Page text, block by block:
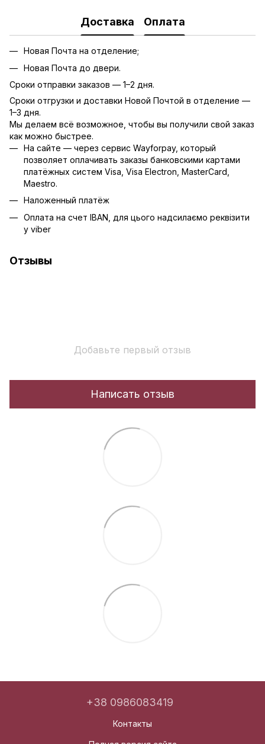
Доставка Оплата
Новая Почта на отделение;
Новая Почта до двери.
Сроки отправки заказов — 1–2 дня.
Сроки отгрузки и доставки Новой Почтой в отделение —
1–3 дня.
Мы делаем всё возможное, чтобы вы получили свой заказ
как можно быстрее.
На сайте — через сервис Wayforpay, который
позволяет оплачивать заказы банковскими картами
платёжных систем Visa, Visa Electron, MasterCard,
Maestro.
Наложенный платёж
Оплата на счет IBAN, для цього надсилаємо реквізити
у viber
Отзывы
Добавьте первый отзыв
Написать отзыв
+38 0986083419
Контакты